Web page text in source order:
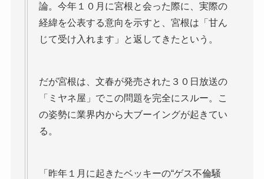
論。今年１０月に宮根と会った際に、実際の
経緯を公表する意向を示すと、宮根は「甘ん
じて受け入れます」と返してきたという。
だが宮根は、文春が発売された３０日放送の
「ミヤネ屋」でこの問題を完全にスルー。こ
の姿勢に業界内から大ブーイングが起きてい
る。
「昨年１月に起きたベッキーの“ゲス不倫騒